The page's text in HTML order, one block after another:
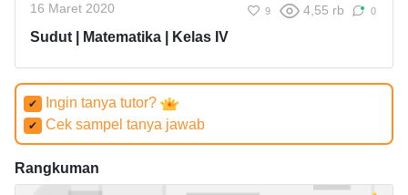
16 Maret 2020 9 4,55 rb 0
Sudut | Matematika | Kelas IV
✔ Ingin tanya tutor?
✔ Cek sampel tanya jawab
Rangkuman